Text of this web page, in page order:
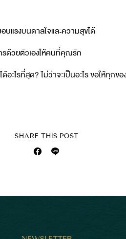
แรงบันดาลใจและความสุขได้
ด้วยตัวเองให้คนที่คุณรัก
ะไรที่สุด? ไม่ว่าจะเป็นอะไร ขอให้ทุ
SHARE THIS POST